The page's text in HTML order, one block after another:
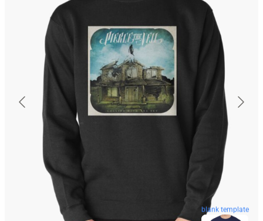
blank template